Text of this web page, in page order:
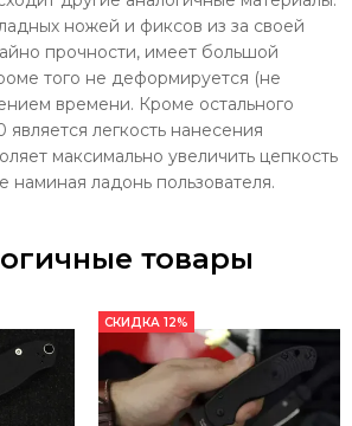
ножей и фиксов из за своей
прочности, имеет большой
того не деформируется (не
времени. Кроме остального
легкость нанесения
максимально увеличить цепкость
наминая ладонь пользователя.
товары
СКИДКА 12%